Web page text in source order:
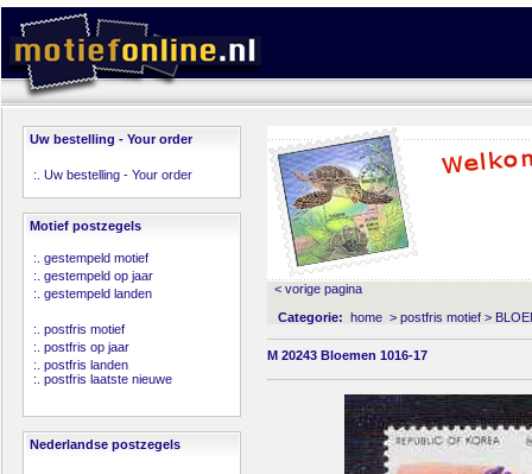
Uw bestelling - Your order
:. Uw bestelling - Your order
Motief postzegels
:. gestempeld motief
:. gestempeld op jaar
:. gestempeld landen
:. postfris motief
:. postfris op jaar
:. postfris landen
:. postfris laatste nieuwe
Nederlandse postzegels
< vorige pagina
Categorie: home > postfris motief >
M 20243 Bloemen 1016-17